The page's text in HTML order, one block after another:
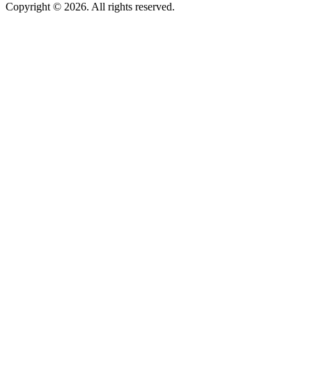
Copyright © 2026. All rights reserved.